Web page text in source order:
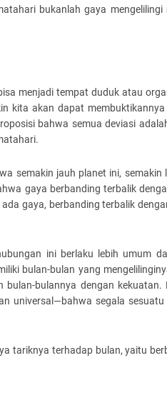
bukanlah gaya
menjadi tempat duduk atau
kita akan dapat
bahwa semua deviasi
semakin jauh planet ini, semakin
gaya berbanding terbalik
gaya, berbanding terbalik
ini berlaku lebih umum
bulan-bulan yang
bulannya dengan kekuatan.
universal—bahwa segala sesuatu
tariknya terhadap bulan, yaitu